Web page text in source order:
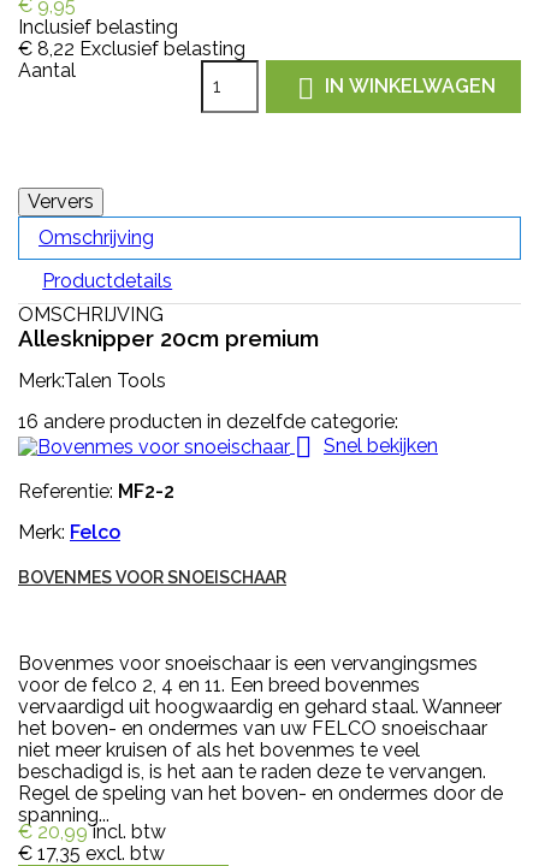
€ 9,95
Inclusief belasting
€ 8,22 Exclusief belasting
Aantal
 IN WINKELWAGEN
Omschrijving
Productdetails
OMSCHRIJVING
Allesknipper 20cm premium
Merk:Talen Tools
16 andere producten in dezelfde categorie:
 Snel bekijken
Referentie: MF2-2
Merk: Felco
BOVENMES VOOR SNOEISCHAAR
Bovenmes voor snoeischaar is een vervangingsmes
voor de felco 2, 4 en 11. Een breed bovenmes
vervaardigd uit hoogwaardig en gehard staal. Wanneer
het boven- en ondermes van uw FELCO snoeischaar
niet meer kruisen of als het bovenmes te veel
beschadigd is, is het aan te raden deze te vervangen.
Regel de speling van het boven- en ondermes door de
spanning...
€ 20,99 incl. btw
€ 17,35 excl. btw